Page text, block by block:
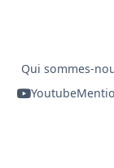
Qui sommes-
Youtube